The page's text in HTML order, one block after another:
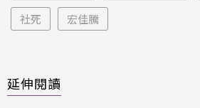
社死 宏佳騰
延伸閱讀